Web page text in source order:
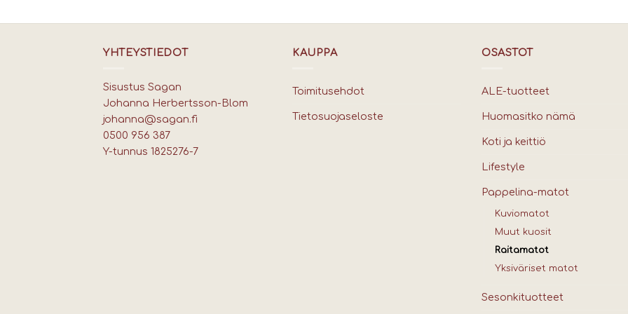
YHTEYSTIEDOT
Sisustus Sagan
Johanna Herbertsson-Blom
johanna@sagan.fi
0500 956 387
Y-tunnus 1825276-7
KAUPPA
Toimitusehdot
Tietosuojaseloste
OSASTOT
ALE-tuotteet
Huomasitko nämä
Koti ja keittiö
Lifestyle
Pappelina-matot
Kuviomatot
Muut kuosit
Raitamatot
Yksiväriset matot
Sesonkituotteet